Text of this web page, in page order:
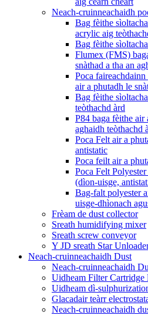
Neach-cruinneachaidh
Bag fèithe
acrylic aig
Bag fèithe
Flumex (FMS)
snàthad a tha an
Poca
air a phutadh le
Bag fèithe
teòthachd àrd
P84 baga fèithe air
aghaidh teòthachd
Poca Felt air a
antistatic
Poca feilt air a
Poca Felt
(dìon-uisge,
Bag-falt polyester
uisge-dhìonach
Frèam de dust collector
Sreath humidifying mixer
Sreath screw conveyor
Y JD sreath Star
Neach-cruinneachaidh Dust
Neach-cruinneachaidh
Uidheam Filter Cartridge
Uidheam dì-
Glacadair teàrr
Neach-cruinneachaidh